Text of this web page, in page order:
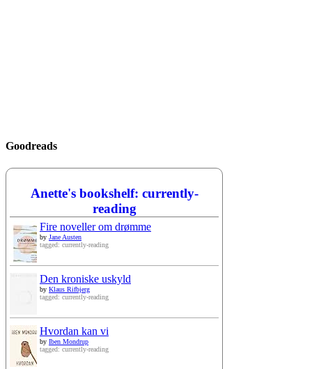
Goodreads
Anette's bookshelf: currently-
reading
Fire noveller om drømme
by Jane Austen
tagged: currently-reading
Den kroniske uskyld
by Klaus Rifbjerg
tagged: currently-reading
Hvordan kan vi
by Iben Mondrup
tagged: currently-reading